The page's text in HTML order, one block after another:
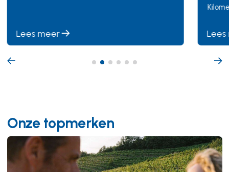
Lees meer
Onze topmerken